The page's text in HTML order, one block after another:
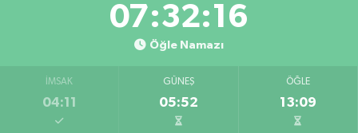
07:32:16
Öğle Namazı
İMSAK
04:11
GÜNEŞ
05:52
ÖĞLE
13:09